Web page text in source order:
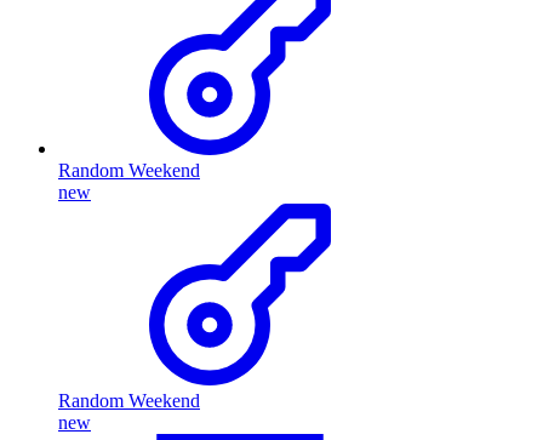
Random Weekend
new
Random Weekend
new